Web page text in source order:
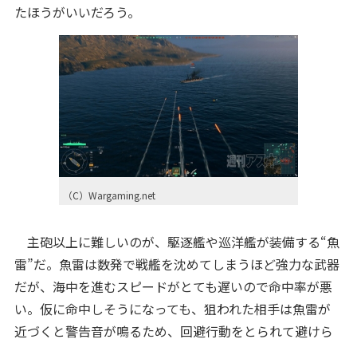
たほうがいいだろう。
（C）Wargaming.net
主砲以上に難しいのが、駆逐艦や巡洋艦が装備する“魚
雷”だ。魚雷は数発で戦艦を沈めてしまうほど強力な武器
だが、海中を進むスピードがとても遅いので命中率が悪
い。仮に命中しそうになっても、狙われた相手は魚雷が
近づくと警告音が鳴るため、回避行動をとられて避けら